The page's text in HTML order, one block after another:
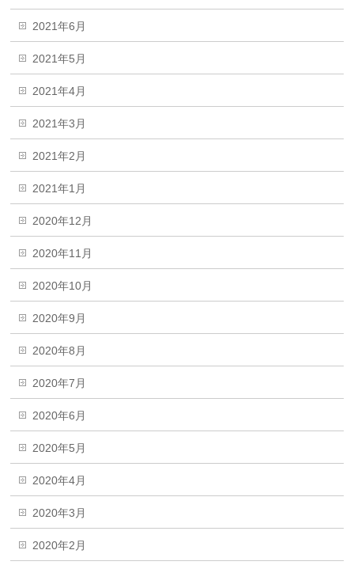
2021年6月
2021年5月
2021年4月
2021年3月
2021年2月
2021年1月
2020年12月
2020年11月
2020年10月
2020年9月
2020年8月
2020年7月
2020年6月
2020年5月
2020年4月
2020年3月
2020年2月